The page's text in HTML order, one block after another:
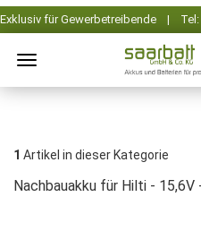
1 Artikel in dieser Kategorie
Nachbauakku für Hilti -